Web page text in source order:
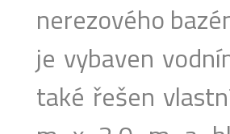
nerezového
je vybaven
také řešen